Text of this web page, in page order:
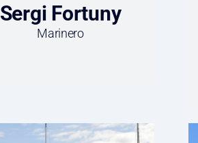
Sergi Fortuny
Marinero